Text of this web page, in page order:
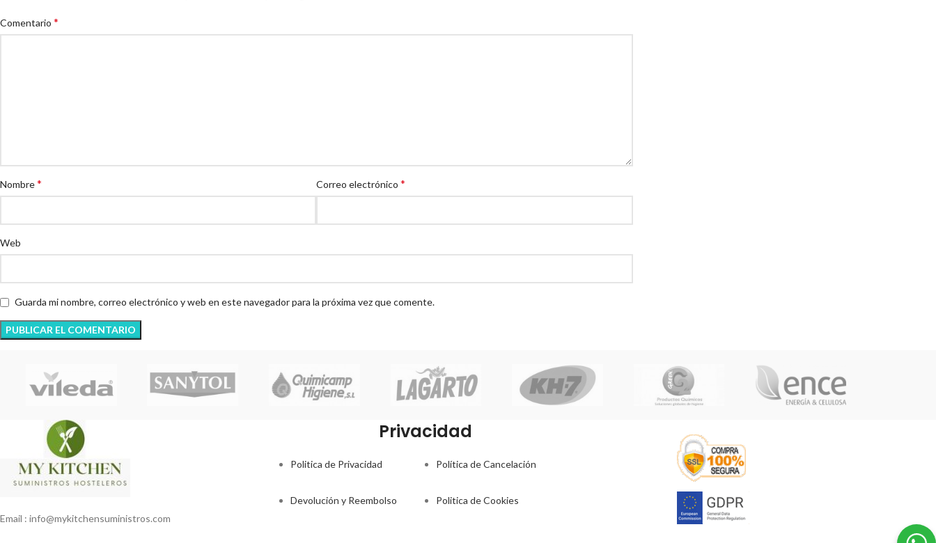
Comentario *
Nombre* Correo electrónico*
Web
Guarda mi nombre, correo electrónico y web en este navegador para la próxima vez que comente.
Email : info@mykitchensuministros.com
Privacidad
Politica de Privacidad
Devolución y Reembolso
Política de Cancelación
Politica de Cookies